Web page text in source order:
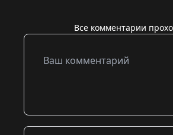
Все комментарии